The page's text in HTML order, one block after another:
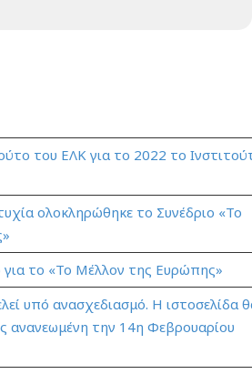
του ΕΛΚ για το 2022 το
ολοκληρώθηκε το Συνέδριο «Το
για το «Το Μέλλον της Ευρώπης»
υπό ανασχεδιασμό. Η ιστοσελίδα
ανανεωμένη την 14η Φεβρουαρίου